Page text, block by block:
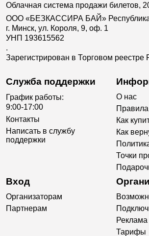
Облачная система продажи билетов,
ООО «БЕЗКАССИРА БАЙ» Республика
г. Минск, ул. Короля, 9, оф. 1
УНП 193615562
.
Зарегистрирован в Торговом реестре
Служба поддержки
График работы:
9:00-17:00
Контакты
Написать в службу
поддержки
О нас
Правила
Как
Как
Точки
Вход
Организаторам
Партнерам
Реклама
Тарифы